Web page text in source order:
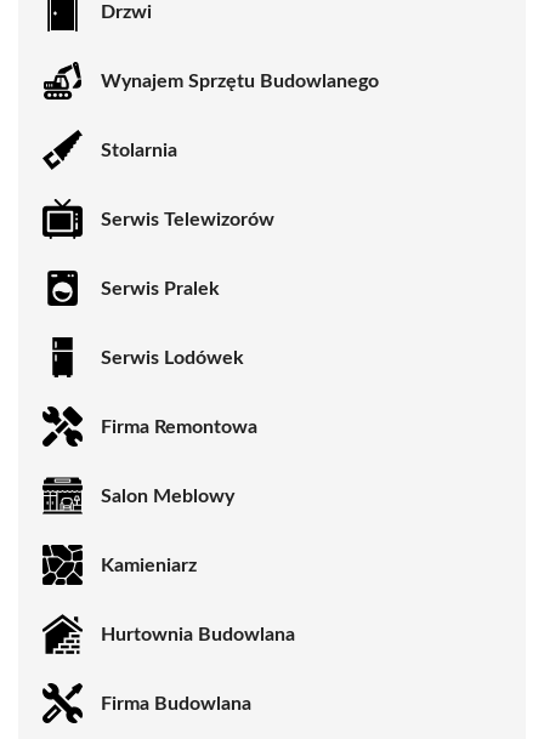
Drzwi
Wynajem Sprzętu Budowlanego
Stolarnia
Serwis Telewizorów
Serwis Pralek
Serwis Lodówek
Firma Remontowa
Salon Meblowy
Kamieniarz
Hurtownia Budowlana
Firma Budowlana